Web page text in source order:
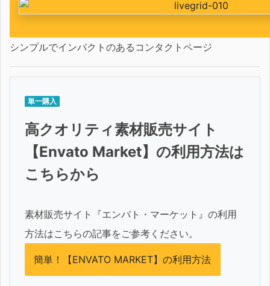
シンプルでインパクトのあるコンタクトページ
単一購入
高クオリティ素材販売サイト
【Envato Market】の利用方法は
こちらから
素材販売サイト『エンバト・マーケット』の利用
方法はこちらの記事をご参考ください。
簡単！【ENVATO MARKET】の利用方法